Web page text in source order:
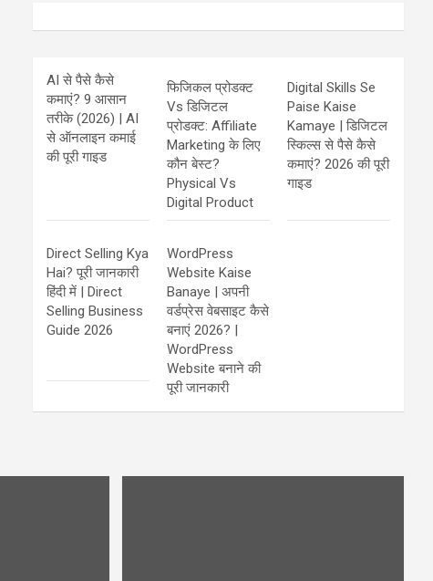
AI से पैसे कैसे
कमाएं? 9 आसान
तरीके (2026) | AI
से ऑनलाइन कमाई
की पूरी गाइड
फिजिकल प्रोडक्ट
Vs डिजिटल
प्रोडक्ट: Affiliate
Marketing के लिए
कौन बेस्ट?
Physical Vs
Digital Product
Digital Skills Se
Paise Kaise
Kamaye | डिजिटल
स्किल्स से पैसे कैसे
कमाएं? 2026 की पूरी
गाइड
Direct Selling Kya
Hai? पूरी जानकारी
हिंदी में | Direct
Selling Business
Guide 2026
WordPress
Website Kaise
Banaye | अपनी
वर्डप्रेस वेबसाइट कैसे
बनाएं 2026? |
WordPress
Website बनाने की
पूरी जानकारी